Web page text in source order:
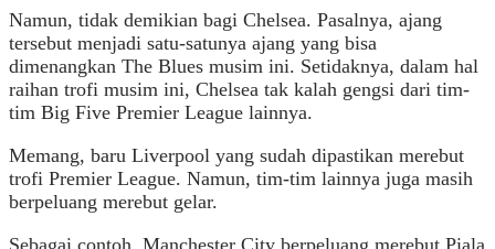
Namun, tidak demikian bagi Chelsea. Pasalnya, ajang
tersebut menjadi satu-satunya ajang yang bisa
dimenangkan The Blues musim ini. Setidaknya, dalam hal
raihan trofi musim ini, Chelsea tak kalah gengsi dari tim-
tim Big Five Premier League lainnya.
Memang, baru Liverpool yang sudah dipastikan merebut
trofi Premier League. Namun, tim-tim lainnya juga masih
berpeluang merebut gelar.
Sebagai contoh, Manchester City berpeluang merebut Piala